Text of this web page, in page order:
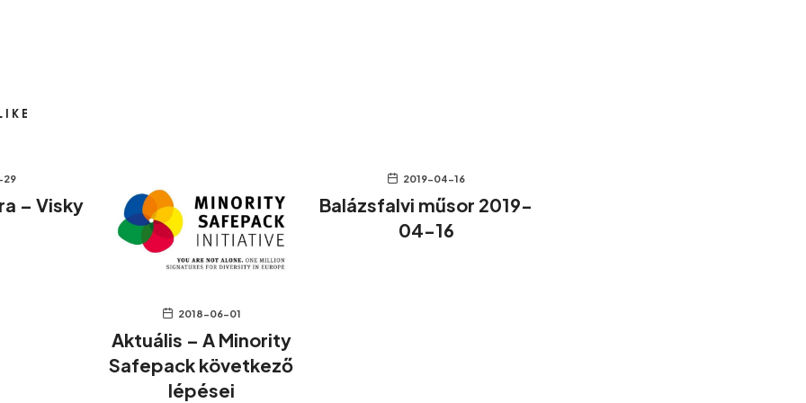
29
– Visky
2018-06-01
Aktuális – A Minority
Safepack következő
lépései
2019-04-16
Balázsfalvi műsor 2019-
04-16